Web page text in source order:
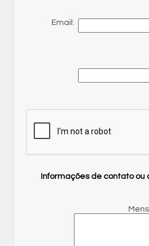
Email:
Informações de contato ou